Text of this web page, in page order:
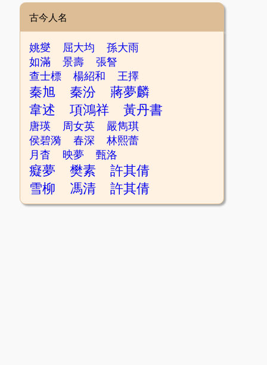
古今人名
姚燮 屈大均
孫大雨
如滿
景壽
張詧
查士標
楊紹和 王擇
秦旭 秦汾
蔣夢麟
韋述
項鴻祥 黃丹書
唐瑛 周女英
嚴雋琪
侯碧漪
春深
林熙蕾
月杳
映夢 甄洛
癡夢 樊素
許其倩
雪柳
馮清 許其倩